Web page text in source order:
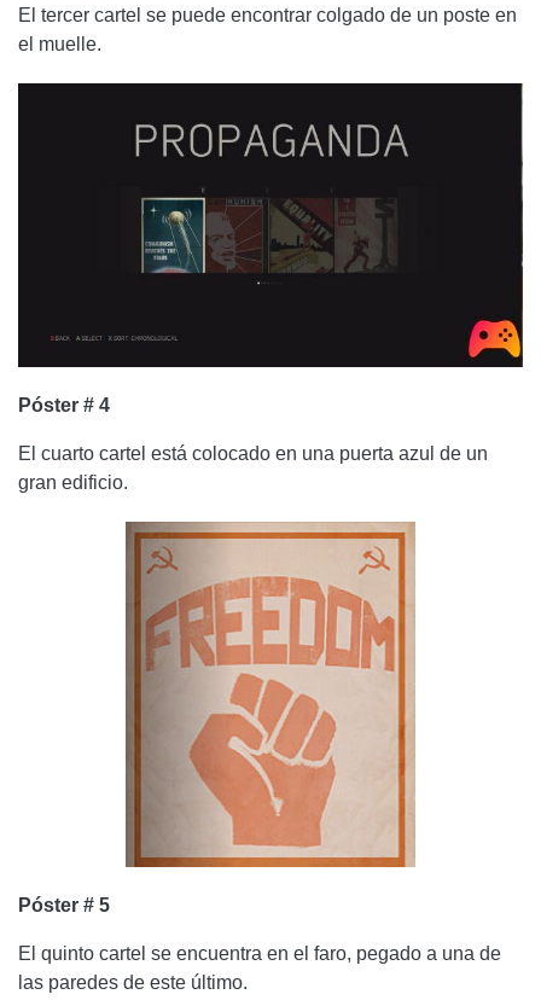
El tercer cartel se puede encontrar colgado de un poste en
el muelle.
Póster # 4
El cuarto cartel está colocado en una puerta azul de un
gran edificio.
Póster # 5
El quinto cartel se encuentra en el faro, pegado a una de
las paredes de este último.